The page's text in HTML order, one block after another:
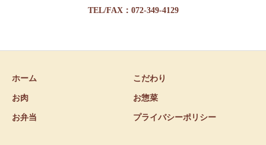
TEL/FAX：072-349-4129
ホーム こだわり
お肉 お惣菜
お弁当 プライバシーポリシー